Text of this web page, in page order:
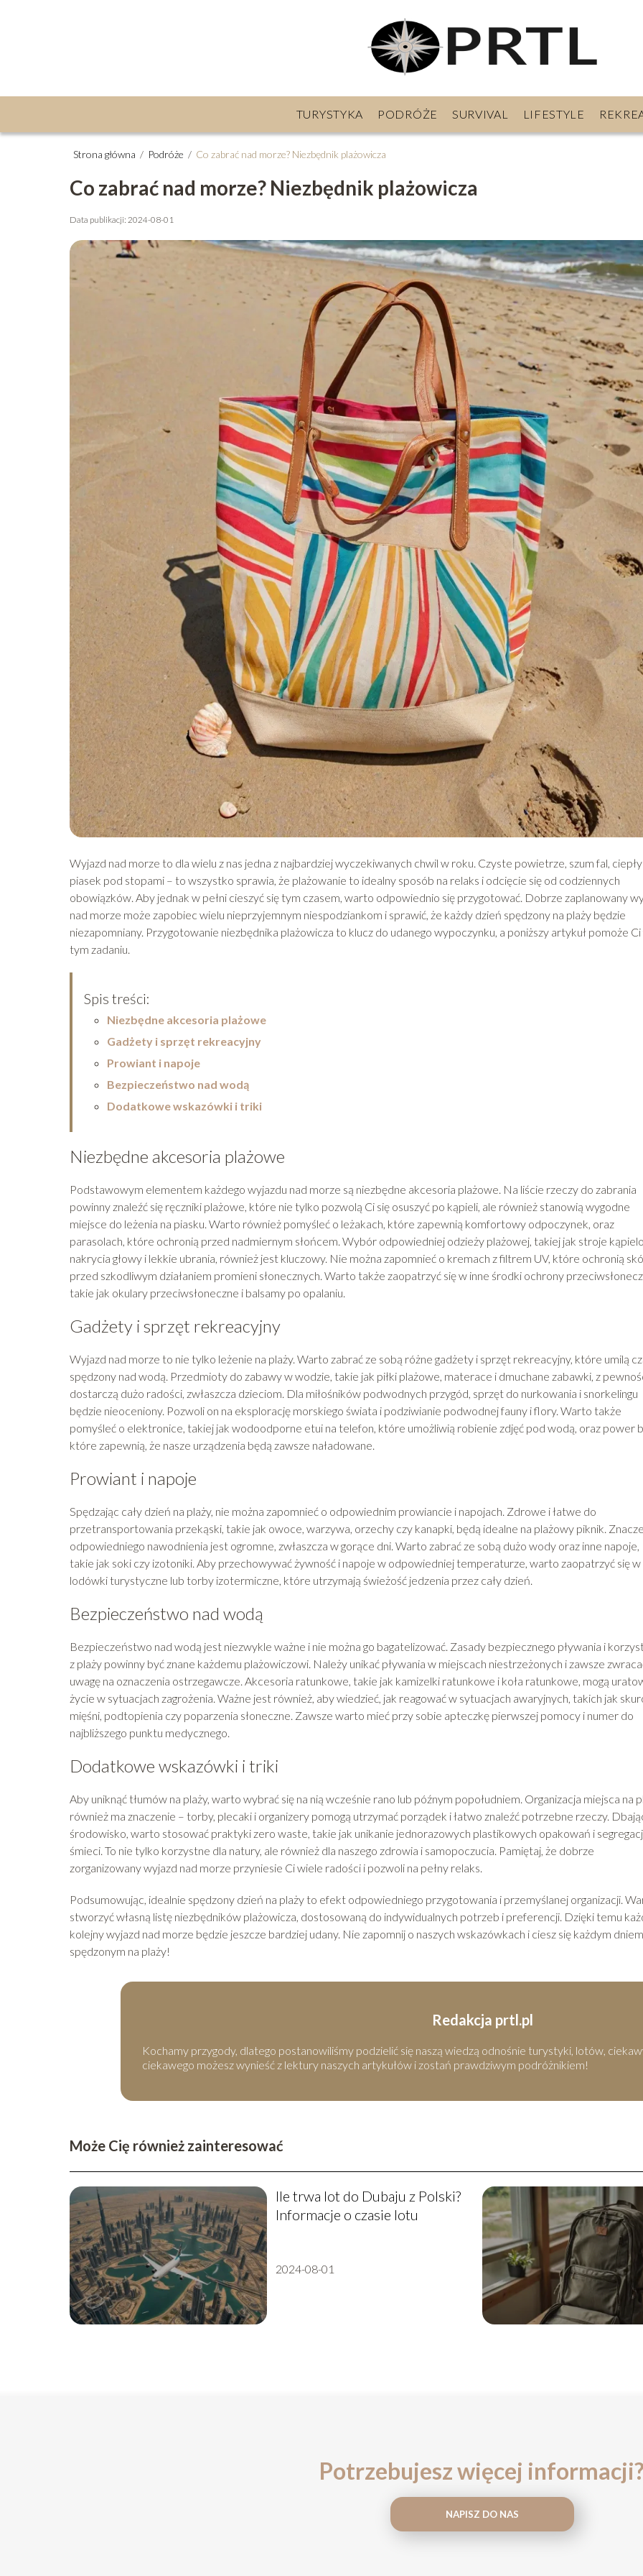
TURYSTYKA PODRÓŻE SURVIVAL LIFESTYLE
Strona główna / Podróże / Co zabrać nad morze? Niezbędnik plażowicza
Co zabrać nad morze? Niezbędnik plażowicza
Data publikacji: 2024-08-01
Wyjazd nad morze to dla wielu z nas jedna z najbardziej wyczekiwanych chwil w roku. Czyste powietrze, szum fal, ciepły
piasek pod stopami – to wszystko sprawia, że plażowanie to idealny sposób na relaks i odcięcie się od codziennych
obowiązków. Aby jednak w pełni cieszyć się tym czasem, warto odpowiednio się przygotować. Dobrze zaplanowany
nad morze może zapobiec wielu nieprzyjemnym niespodziankom i sprawić, że każdy dzień spędzony na plaży będzie
niezapomniany. Przygotowanie niezbędnika plażowicza to klucz do udanego wypoczynku, a poniższy artykuł pomoże
tym zadaniu.
Spis treści:
Niezbędne akcesoria plażowe
Gadżety i sprzęt rekreacyjny
Prowiant i napoje
Bezpieczeństwo nad wodą
Dodatkowe wskazówki i triki
Niezbędne akcesoria plażowe
Podstawowym elementem każdego wyjazdu nad morze są niezbędne akcesoria plażowe. Na liście rzeczy do zabrania
powinny znaleźć się ręczniki plażowe, które nie tylko pozwolą Ci się osuszyć po kąpieli, ale również stanowią wygodne
miejsce do leżenia na piasku. Warto również pomyśleć o leżakach, które zapewnią komfortowy odpoczynek, oraz
parasolach, które ochronią przed nadmiernym słońcem. Wybór odpowiedniej odzieży plażowej, takiej jak stroje
nakrycia głowy i lekkie ubrania, również jest kluczowy. Nie można zapomnieć o kremach z filtrem UV, które ochronią
przed szkodliwym działaniem promieni słonecznych. Warto także zaopatrzyć się w inne środki ochrony
takie jak okulary przeciwsłoneczne i balsamy po opalaniu.
Gadżety i sprzęt rekreacyjny
Wyjazd nad morze to nie tylko leżenie na plaży. Warto zabrać ze sobą różne gadżety i sprzęt rekreacyjny, które umilą
spędzony nad wodą. Przedmioty do zabawy w wodzie, takie jak piłki plażowe, materace i dmuchane zabawki, z
dostarczą dużo radości, zwłaszcza dzieciom. Dla miłośników podwodnych przygód, sprzęt do nurkowania i snorkelingu
będzie nieoceniony. Pozwoli on na eksplorację morskiego świata i podziwianie podwodnej fauny i flory. Warto także
pomyśleć o elektronice, takiej jak wodoodporne etui na telefon, które umożliwią robienie zdjęć pod wodą, oraz power
które zapewnią, że nasze urządzenia będą zawsze naładowane.
Prowiant i napoje
Spędzając cały dzień na plaży, nie można zapomnieć o odpowiednim prowiancie i napojach. Zdrowe i łatwe do
przetransportowania przekąski, takie jak owoce, warzywa, orzechy czy kanapki, będą idealne na plażowy piknik.
odpowiedniego nawodnienia jest ogromne, zwłaszcza w gorące dni. Warto zabrać ze sobą dużo wody oraz inne napoje,
takie jak soki czy izotoniki. Aby przechowywać żywność i napoje w odpowiedniej temperaturze, warto zaopatrzyć się w
lodówki turystyczne lub torby izotermiczne, które utrzymają świeżość jedzenia przez cały dzień.
Bezpieczeństwo nad wodą
Bezpieczeństwo nad wodą jest niezwykle ważne i nie można go bagatelizować. Zasady bezpiecznego pływania i
z plaży powinny być znane każdemu plażowiczowi. Należy unikać pływania w miejscach niestrzeżonych i zawsze
uwagę na oznaczenia ostrzegawcze. Akcesoria ratunkowe, takie jak kamizelki ratunkowe i koła ratunkowe, mogą
życie w sytuacjach zagrożenia. Ważne jest również, aby wiedzieć, jak reagować w sytuacjach awaryjnych, takich jak
mięśni, podtopienia czy poparzenia słoneczne. Zawsze warto mieć przy sobie apteczkę pierwszej pomocy i numer do
najbliższego punktu medycznego.
Dodatkowe wskazówki i triki
Aby uniknąć tłumów na plaży, warto wybrać się na nią wcześnie rano lub późnym popołudniem. Organizacja miejsca na
również ma znaczenie – torby, plecaki i organizery pomogą utrzymać porządek i łatwo znaleźć potrzebne rzeczy.
środowisko, warto stosować praktyki zero waste, takie jak unikanie jednorazowych plastikowych opakowań i
śmieci. To nie tylko korzystne dla natury, ale również dla naszego zdrowia i samopoczucia. Pamiętaj, że dobrze
zorganizowany wyjazd nad morze przyniesie Ci wiele radości i pozwoli na pełny relaks.
Podsumowując, idealnie spędzony dzień na plaży to efekt odpowiedniego przygotowania i przemyślanej organizacji.
stworzyć własną listę niezbędników plażowicza, dostosowaną do indywidualnych potrzeb i preferencji. Dzięki temu
kolejny wyjazd nad morze będzie jeszcze bardziej udany. Nie zapomnij o naszych wskazówkach i ciesz się każdym dniem
spędzonym na plaży!
Redakcja prtl.pl
Kochamy przygody, dlatego postanowiliśmy podzielić się naszą wiedzą odnośnie turystyki, lotów,
ciekawego możesz wynieść z lektury naszych artykułów i zostań prawdziwym podróżnikiem!
Może Cię również zainteresować
Ile trwa lot do Dubaju z Polski?
Informacje o czasie lotu
2024-08-01
Potrzebujesz więcej informacji?
NAPISZ DO NAS